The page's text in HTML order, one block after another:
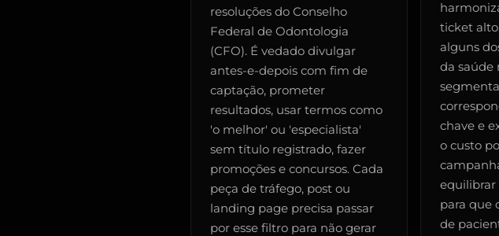
resoluções do Conselho
Federal de Odontologia
(CFO). É vedado divulgar
antes-e-depois com fim de
captação, prometer
resultados, usar termos como
'o melhor' ou 'especialista'
sem título registrado, fazer
promoções e concursos. Cada
peça de tráfego, post ou
landing page precisa passar
por esse filtro para não gerar
ticket
alguns
da saúde
chave e
o custo
equilibrar
para que
de